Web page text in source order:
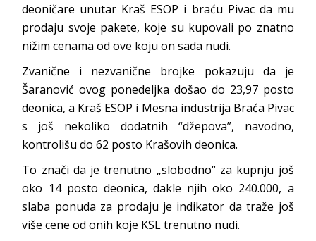
deoničare unutar Kraš ESOP i braću Pivac da mu
prodaju svoje pakete, koje su kupovali po znatno
nižim cenama od ove koju on sada nudi.
Zvanične i nezvanične brojke pokazuju da je
Šaranović ovog ponedeljka došao do 23,97 posto
deonica, a Kraš ESOP i Mesna industrija Braća Pivac
s još nekoliko dodatnih “džepova”, navodno,
kontrolišu do 62 posto Krašovih deonica.
To znači da je trenutno „slobodno“ za kupnju još
oko 14 posto deonica, dakle njih oko 240.000, a
slaba ponuda za prodaju je indikator da traže još
više cene od onih koje KSL trenutno nudi.